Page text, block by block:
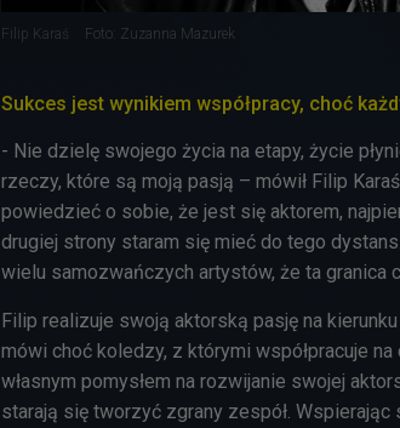
Filip Karaś Foto: Zuzanna Mazurek
Sukces jest wynikiem współpracy, choć
- Nie dzielę swojego życia na etapy, życie
rzeczy, które są moją pasją – mówił Filip
powiedzieć o sobie, że jest się aktorem,
drugiej strony staram się mieć do tego
wielu samozwańczych artystów, że ta granica
Filip realizuje swoją aktorską pasję na
mówi choć koledzy, z którymi współpracuje
własnym pomysłem na rozwijanie swojej
starają się tworzyć zgrany zespół. Wspierając